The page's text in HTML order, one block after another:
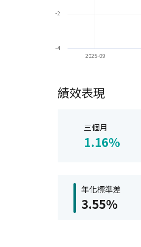
2025-09
-4
-2
績效表現
三個月
1.16%
年化標準差
3.55%